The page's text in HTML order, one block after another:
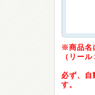
※商品名
（リー
必ず、自
す。